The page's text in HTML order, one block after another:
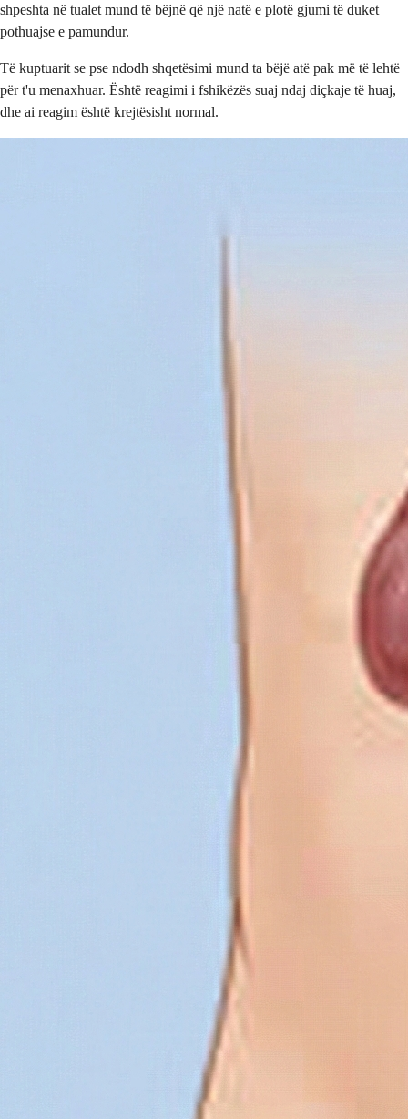
shpeshta në tualet mund të bëjnë që një natë e plotë gjumi të duket
pothuajse e pamundur.
Të kuptuarit se pse ndodh shqetësimi mund ta bëjë atë pak më të lehtë
për t'u menaxhuar. Është reagimi i fshikëzës suaj ndaj diçkaje të huaj,
dhe ai reagim është krejtësisht normal.